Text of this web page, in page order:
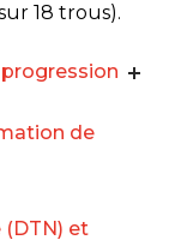
18 trous).
de
(DTN) et